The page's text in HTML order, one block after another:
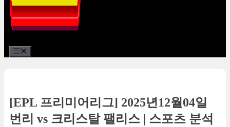
[EPL 프리미어리그] 2025년12월04일
번리 vs 크리스탈 팰리스 | 스포츠 분석